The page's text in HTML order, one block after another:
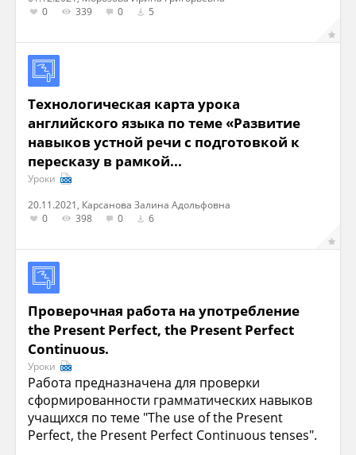
0
339 0 5
Технологическая карта урока
английского языка по теме «Развитие
навыков устной речи с подготовкой к
пересказу в рамкой...
Уроки
20.11.2021, Карсанова Залина Адольфовна
0
398 0 6
Проверочная работа на употребление
the Present Perfect, the Present Perfect
Continuous.
Уроки
Работа предназначена для проверки
сформированности грамматических навыков
учащихся по теме "The use of the Present
Perfect, the Present Perfect Continuous tenses".